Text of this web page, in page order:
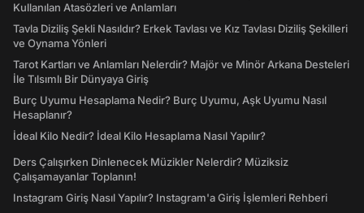
Kullanılan Atasözleri ve Anlamları
Tavla Diziliş Şekli Nasıldır? Erkek Tavlası ve Kız Tavlası Diziliş Şekilleri
ve Oynama Yönleri
Tarot Kartları ve Anlamları Nelerdir? Majör ve Minör Arkana Desteleri
İle Tılsımlı Bir Dünyaya Giriş
Burç Uyumu Hesaplama Nedir? Burç Uyumu, Aşk Uyumu Nasıl
Hesaplanır?
İdeal Kilo Nedir? İdeal Kilo Hesaplama Nasıl Yapılır?
Ders Çalışırken Dinlenecek Müzikler Nelerdir? Müziksiz
Çalışamayanlar Toplanın!
Instagram Giriş Nasıl Yapılır? Instagram'a Giriş İşlemleri Rehberi